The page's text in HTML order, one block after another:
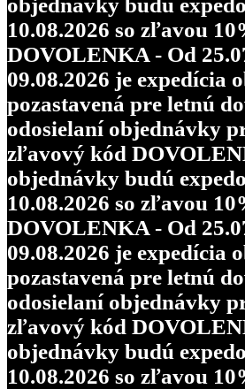
objednávky budú
10.08.2026 so zľavou
DOVOLENKA - Od
09.08.2026 je expedícia
pozastavená pre letnú
odosielaní objednávky
zľavový kód
objednávky budú
10.08.2026 so zľavou
DOVOLENKA - Od
09.08.2026 je expedícia
pozastavená pre letnú
odosielaní objednávky
zľavový kód
objednávky budú
10.08.2026 so zľavou